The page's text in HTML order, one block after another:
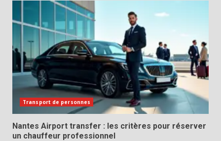
Transport de personnes
Nantes Airport transfer : les critères pour réserver
un chauffeur professionnel